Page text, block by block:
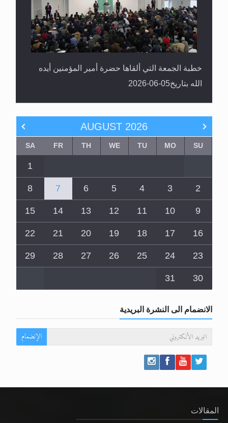
خطبة الجمعة التي ألقاها حضرة أمير المؤمنين أيده
AUGUST 2026
SU
TU
WE
TH
SA
1
8
9
10
11
12
13
14
15
16
17
18
19
20
21
22
23
24
25
26
27
28
29
30
31
الانضمام الى النشرة البريدية
المقالات
رأيٌ في لغة المسيح الموعود عليه السلام.. 4